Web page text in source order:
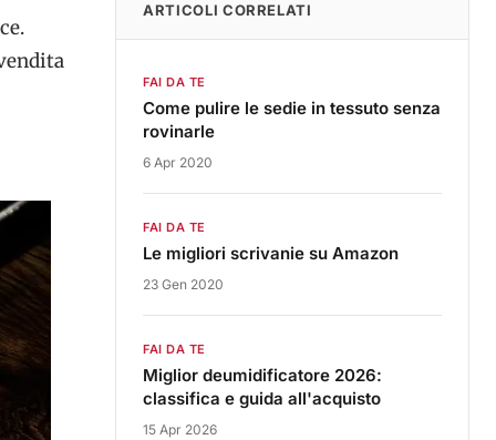
ARTICOLI CORRELATI
FAI DA TE
Come pulire le sedie in tessuto senza
rovinarle
6 Apr 2020
FAI DA TE
Le migliori scrivanie su Amazon
23 Gen 2020
FAI DA TE
Miglior deumidificatore 2026:
classifica e guida all'acquisto
15 Apr 2026